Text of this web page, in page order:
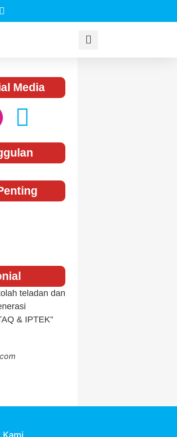
Media
teladan dan
& IPTEK”
Kami